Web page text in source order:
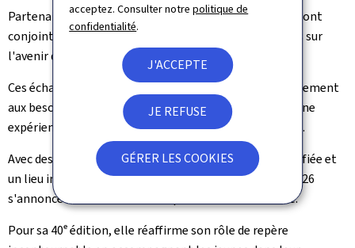
acceptez. Consulter notrepolitique de
confidentialité.
J'ACCEPTE
JE REFUSE
GÉRER LES COOKIES
Partenaires de la Foire de l'étudiant, le MESR et l'ACEL ont
conjointement mené, ces derniers mois, des réflexions sur
l'avenir de l'événement.
Ces échanges ont permis d'adapter le format de l'événement
aux besoins exprimés par les étudiants et de garantir une
expérience enrichissante pour l'ensemble des visiteurs.
Avec des espaces thématiques élargis, une offre diversifiée et
un lieu inédit comme la Coque, la Foire de l'étudiant 2026
s'annonce comme une édition particulièrement riche.
Pour sa 40ᵉ édition, elle réaffirme son rôle de repère